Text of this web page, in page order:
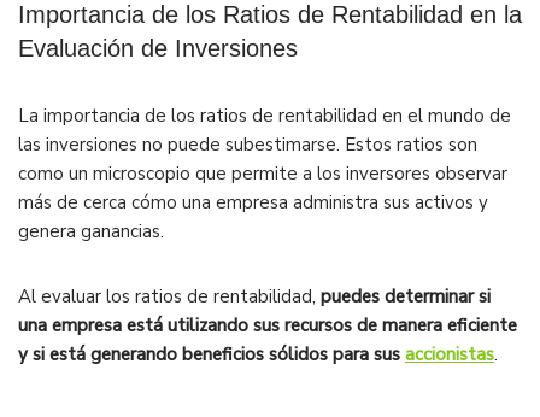
Importancia de los Ratios de Rentabilidad en la
Evaluación de Inversiones
La importancia de los ratios de rentabilidad en el mundo de
las inversiones no puede subestimarse. Estos ratios son
como un microscopio que permite a los inversores observar
más de cerca cómo una empresa administra sus activos y
genera ganancias.
Al evaluar los ratios de rentabilidad, puedes determinar si
una empresa está utilizando sus recursos de manera eficiente
y si está generando beneficios sólidos para sus accionistas.